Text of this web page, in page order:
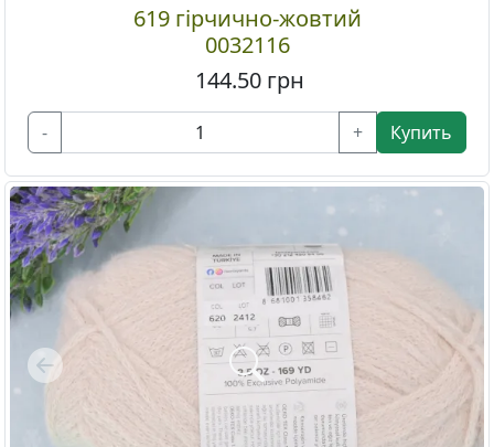
619 гірчично-жовтий
0032116
144.50 грн
- + Купить
Previous